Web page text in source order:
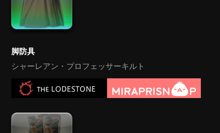
脚防具
シャーレアン・プロフェッサーキルト